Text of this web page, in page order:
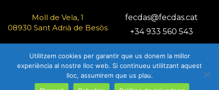
Moll de Vela, 1
08930 Sant Adrià de Besòs
fecdas@fecdas.cat
+34 933 560 543
© 2025 FECDAS
Utilitzem cookies per garantir que us donem la millor
experiència al nostre lloc web. Si continueu utilitzant aquest
lloc, assumirem que us plau.